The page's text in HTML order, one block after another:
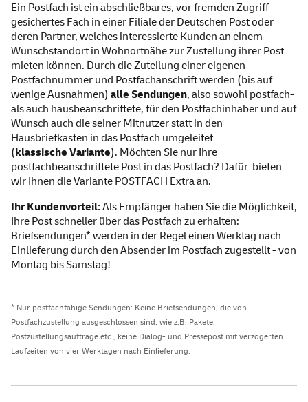
Ein Postfach ist ein abschließbares, vor fremden Zugriff
gesichertes Fach in einer Filiale der Deutschen Post oder
deren Partner, welches interessierte Kunden an einem
Wunschstandort in Wohnortnähe zur Zustellung ihrer Post
mieten können. Durch die Zuteilung einer eigenen
Postfachnummer und Postfachanschrift werden (bis auf
wenige Ausnahmen) alle Sendungen, also sowohl postfach-
als auch hausbeanschriftete, für den Postfachinhaber und auf
Wunsch auch die seiner Mitnutzer statt in den
Hausbriefkasten in das Postfach umgeleitet
(klassische Variante). Möchten Sie nur Ihre
postfachbeanschriftete Post in das Postfach? Dafür bieten
wir Ihnen die Variante POSTFACH Extraan.
Ihr Kundenvorteil:Als Empfänger haben Sie die Möglichkeit,
Ihre Post schneller über das Postfach zu erhalten:
Briefsendungen* werden in der Regel einen Werktag nach
Einlieferung durch den Absender im Postfach zugestellt - von
Montag bis Samstag!
* Nur postfachfähige Sendungen: Keine Briefsendungen, die von
Postfachzustellung ausgeschlossen sind, wie z.B. Pakete,
Postzustellungsaufträge etc., keine Dialog- und Pressepost mit verzögerten
Laufzeiten von vier Werktagen nach Einlieferung.